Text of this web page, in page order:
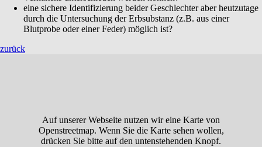
eine sichere Identifizierung beider Geschlechter aber heutzutage
durch die Untersuchung der Erbsubstanz (z.B. aus einer
Blutprobe oder einer Feder) möglich ist?
zurück
Auf unserer Webseite nutzen wir eine Karte von
Openstreetmap. Wenn Sie die Karte sehen wollen,
drücken Sie bitte auf den untenstehenden Knopf.